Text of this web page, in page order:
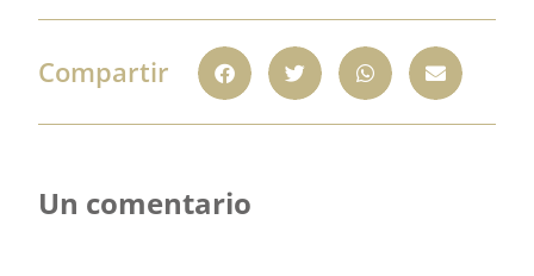
Compartir
Un comentario